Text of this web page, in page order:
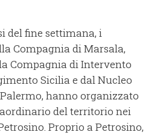
del fine settimana, i
Compagnia di Marsala,
Compagnia di Intervento
Sicilia e dal Nucleo
hanno organizzato
del territorio nei
Proprio a Petrosino,